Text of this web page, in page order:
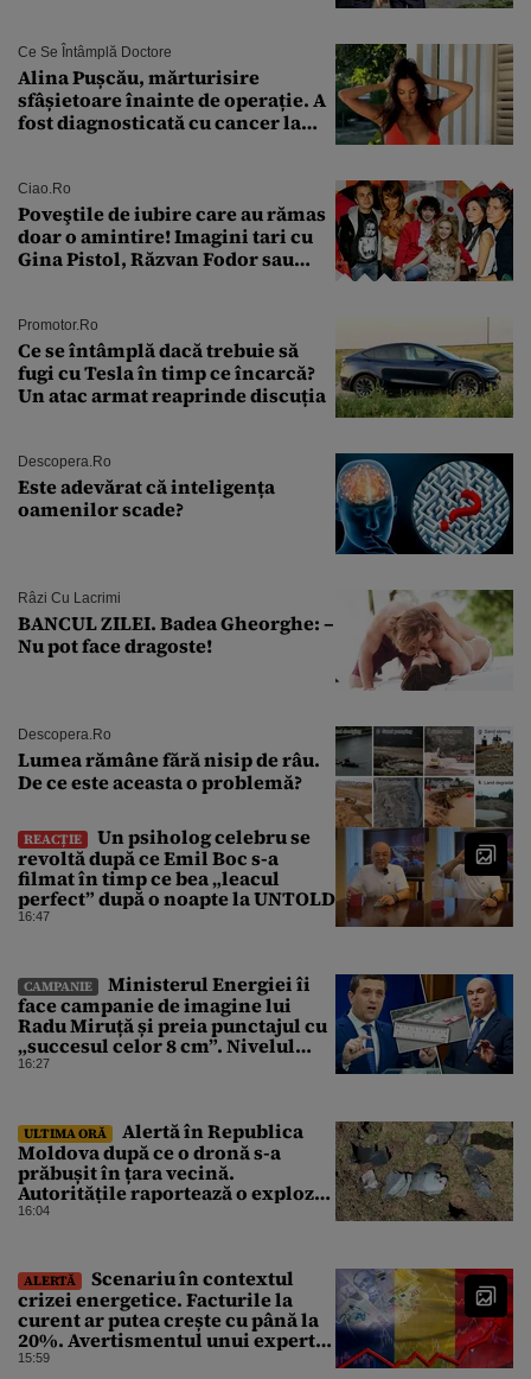
Ce Se Întâmplă Doctore
Alina Pușcău, mărturisire
sfâșietoare înainte de operație. A
fost diagnosticată cu cancer la
îmi salvez viața”
Ciao.ro
Poveştile de iubire care au rămas
doar o amintire! Imagini tari cu
Gina Pistol, Răzvan Fodor sau
Promotor.ro
Ce se întâmplă dacă trebuie să
fugi cu Tesla în timp ce încarcă?
Un atac armat reaprinde discuția
Descopera.ro
Este adevărat că inteligența
oamenilor scade?
Râzi Cu Lacrimi
BANCUL ZILEI. Badea Gheorghe: –
Nu pot face dragoste!
Descopera.ro
Lumea rămâne fără nisip de râu.
De ce este aceasta o problemă?
REACȚIE
Un psiholog celebru se
revoltă după ce Emil Boc s-a
filmat în timp ce bea „leacul
perfect” după o noapte la UNTOLD
16:47
CAMPANIE
Ministerul Energiei îi
face campanie de imagine lui
Radu Miruță și preia punctajul cu
„succesul celor 8 cm”. Nivelul
Dunării a crescut cu 4 cm
16:27
ULTIMA ORĂ
Alertă în Republica
Moldova după ce o dronă s-a
prăbușit în țara vecină.
Autoritățile raportează o explozie
urmată de incendiu
16:04
ALERTĂ
Scenariu în contextul
crizei energetice. Facturile la
curent ar putea crește cu până la
20%. Avertismentul unui expert
în energie
15:59